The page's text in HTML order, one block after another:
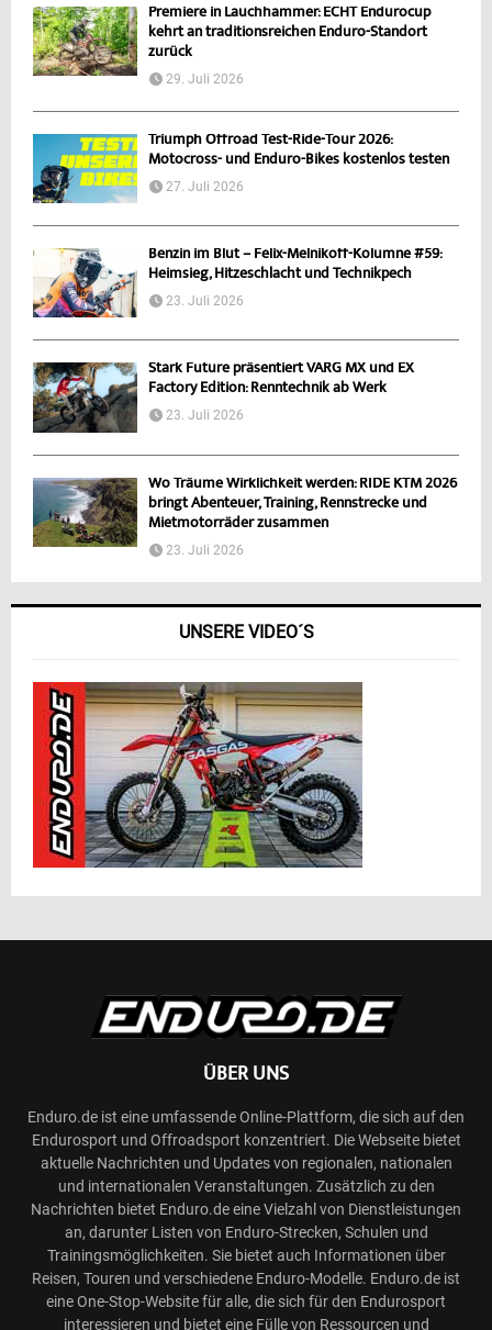
Premiere in Lauchhammer: ECHT Endurocup
kehrt an traditionsreichen Enduro-Standort
zurück
29. Juli 2026
Triumph Offroad Test-Ride-Tour 2026:
Motocross- und Enduro-Bikes kostenlos testen
27. Juli 2026
Benzin im Blut – Felix-Melnikoff-Kolumne #59:
Heimsieg, Hitzeschlacht und Technikpech
23. Juli 2026
Stark Future präsentiert VARG MX und EX
Factory Edition: Renntechnik ab Werk
23. Juli 2026
Wo Träume Wirklichkeit werden: RIDE KTM 2026
bringt Abenteuer, Training, Rennstrecke und
Mietmotorräder zusammen
23. Juli 2026
UNSERE VIDEO´S
ÜBER UNS
Enduro.de ist eine umfassende Online-Plattform, die sich auf den
Endurosport und Offroadsport konzentriert. Die Webseite bietet
aktuelle Nachrichten und Updates von regionalen, nationalen
und internationalen Veranstaltungen. Zusätzlich zu den
Nachrichten bietet Enduro.de eine Vielzahl von Dienstleistungen
an, darunter Listen von Enduro-Strecken, Schulen und
Trainingsmöglichkeiten. Sie bietet auch Informationen über
Reisen, Touren und verschiedene Enduro-Modelle. Enduro.de ist
eine One-Stop-Website für alle, die sich für den Endurosport
interessieren und bietet eine Fülle von Ressourcen und